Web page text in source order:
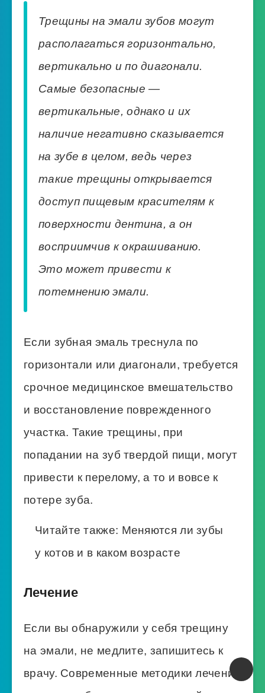
Трещины на эмали зубов могут
располагаться горизонтально,
вертикально и по диагонали.
Самые безопасные —
вертикальные, однако и их
наличие негативно сказывается
на зубе в целом, ведь через
такие трещины открывается
доступ пищевым красителям к
поверхности дентина, а он
восприимчив к окрашиванию.
Это может привести к
потемнению эмали.
Если зубная эмаль треснула по
горизонтали или диагонали, требуется
срочное медицинское вмешательство
и восстановление поврежденного
участка. Такие трещины, при
попадании на зуб твердой пищи, могут
привести к перелому, а то и вовсе к
потере зуба.
Читайте также: Меняются ли зубы
у котов и в каком возрасте
Лечение
Если вы обнаружили у себя трещину
на эмали, не медлите, запишитесь к
врачу. Современные методики лечения